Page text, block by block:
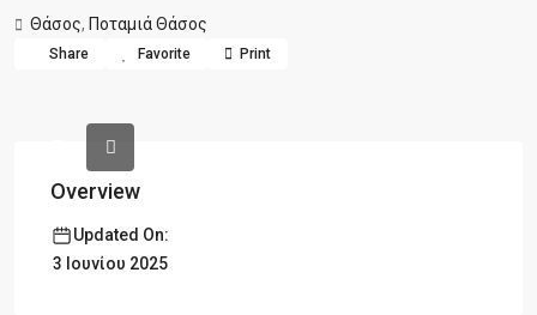
Θάσος, Ποταμιά Θάσος
Share Favorite Print
Overview
Updated On:
3 Ιουνίου 2025